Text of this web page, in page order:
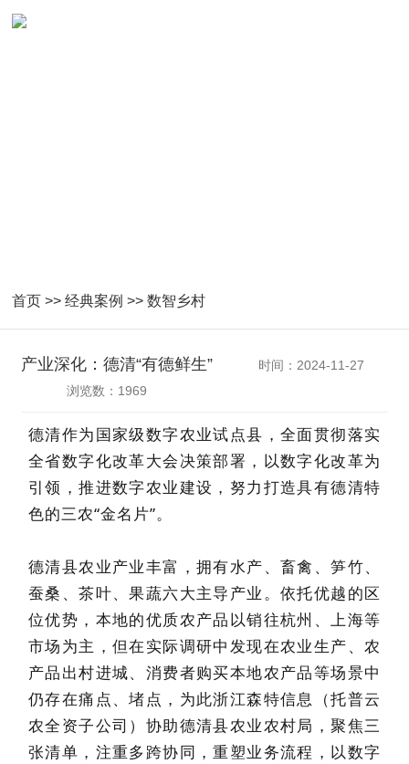
首页 >>经典案例 >>数智乡村
产业深化：德清“有德鲜生”
时间：2024-11-27
浏览数：1969
德清作为国家级数字农业试点县，全面贯彻落实
全省数字化改革大会决策部署，以数字化改革为
引领，推进数字农业建设，努力打造具有德清特
色的三农“金名片”。
德清县农业产业丰富，拥有水产、畜禽、笋竹、
蚕桑、茶叶、果蔬六大主导产业。依托优越的区
位优势，本地的优质农产品以销往杭州、上海等
市场为主，但在实际调研中发现在农业生产、农
产品出村进城、消费者购买本地农产品等场景中
仍存在痛点、堵点，为此浙江森特信息（托普云
农全资子公司）协助德清县农业农村局，聚焦三
张清单，注重多跨协同，重塑业务流程，以数字